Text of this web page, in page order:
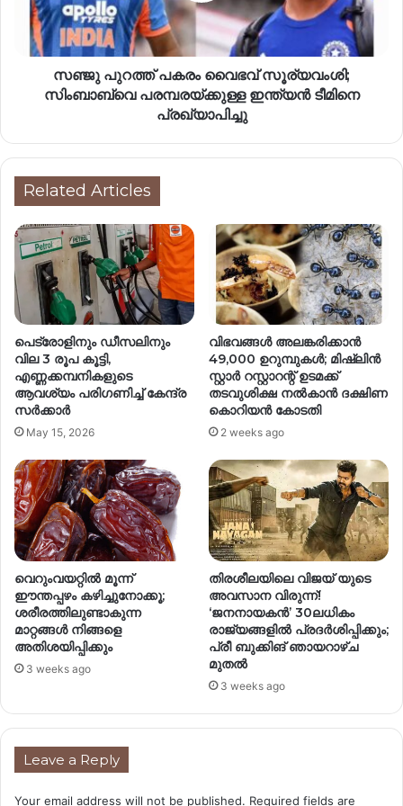
സഞ്ജു പുറത്ത് പകരം വൈഭവ് സൂര്യവംശി;
സിംബാബ്‌വെ പരമ്പരയ്ക്കുള്ള ഇന്ത്യൻ ടീമിനെ
പ്രഖ്യാപിച്ചു
Related Articles
പെട്രോളിനും ഡീസലിനും
വില 3 രൂപ കൂട്ടി,
എണ്ണക്കമ്പനികളുടെ
ആവശ്യം പരി​ഗണിച്ച് കേന്ദ്ര
സർക്കാർ
May 15, 2026
വിഭവങ്ങൾ അലങ്കരിക്കാൻ
49,000 ഉറുമ്പുകൾ; മിഷ്ലിൻ
സ്റ്റാർ റസ്റ്റാറന്റ് ഉടമക്ക്
തടവുശിക്ഷ നൽകാൻ ദക്ഷിണ
കൊറിയൻ കോടതി
2 weeks ago
വെറുംവയറ്റിൽ മൂന്ന്
ഈന്തപ്പഴം കഴിച്ചുനോക്കൂ;
ശരീരത്തിലുണ്ടാകുന്ന
മാറ്റങ്ങൾ നിങ്ങളെ
അതിശയിപ്പിക്കും
3 weeks ago
തിരശീലയിലെ വിജയ് യുടെ
അവസാന വിരുന്ന്!
‘ജനനായകൻ’ 30ലധികം
രാജ്യങ്ങളിൽ പ്രദർശിപ്പിക്കും;
പ്രീ ബുക്കിങ് ഞായറാഴ്ച
മുതൽ
3 weeks ago
Leave a Reply
Your email address will not be published. Required fields are